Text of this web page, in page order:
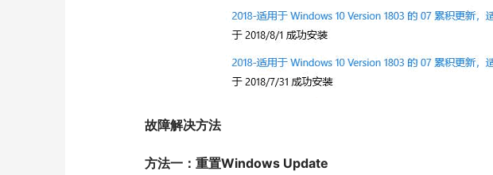
故障解决方法
方法一：重置Windows Update